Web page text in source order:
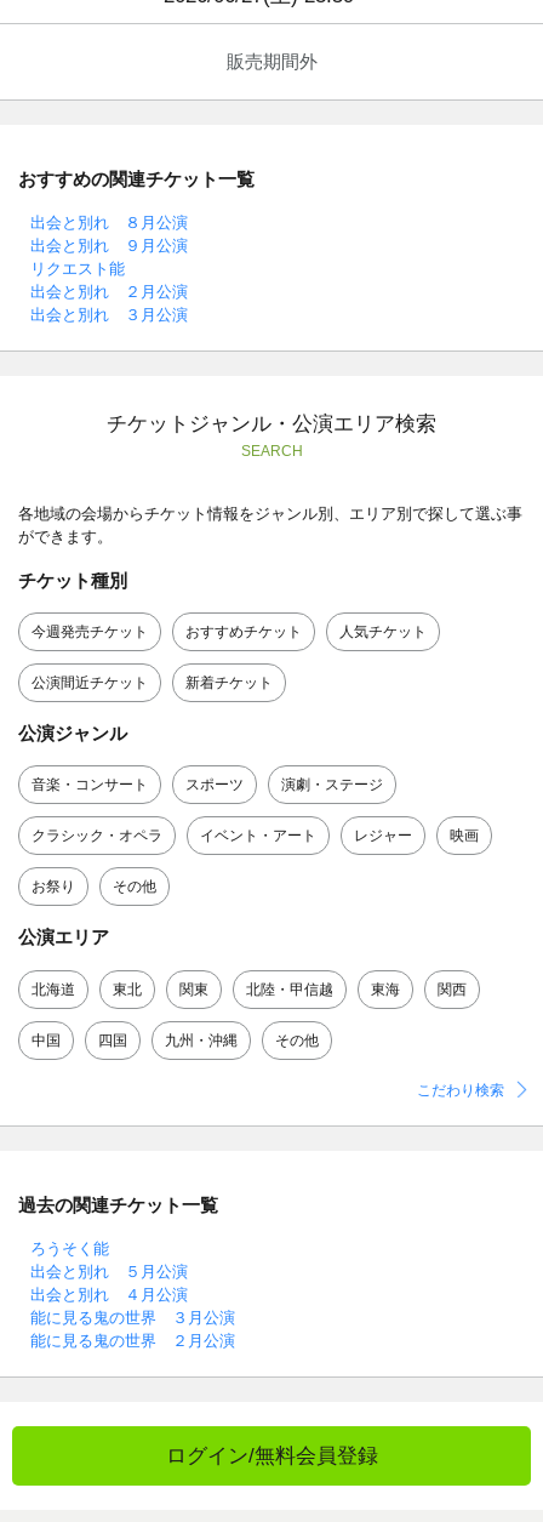
販売期間外
おすすめの関連チケット一覧
出会と別れ ８月公演
出会と別れ ９月公演
リクエスト能
出会と別れ ２月公演
出会と別れ ３月公演
チケットジャンル・公演エリア検索
SEARCH
各地域の会場からチケット情報をジャンル別、エリア別で探して選ぶ事
ができます。
チケット種別
今週発売チケット おすすめチケット 人気チケット
公演間近チケット 新着チケット
公演ジャンル
音楽・コンサート スポーツ 演劇・ステージ
クラシック・オペラ イベント・アート レジャー 映画
お祭り その他
公演エリア
北海道 東北 関東 北陸・甲信越 東海 関西
中国 四国 九州・沖縄 その他
こだわり検索
過去の関連チケット一覧
ろうそく能
出会と別れ ５月公演
出会と別れ ４月公演
能に見る鬼の世界 ３月公演
能に見る鬼の世界 ２月公演
ログイン/無料会員登録